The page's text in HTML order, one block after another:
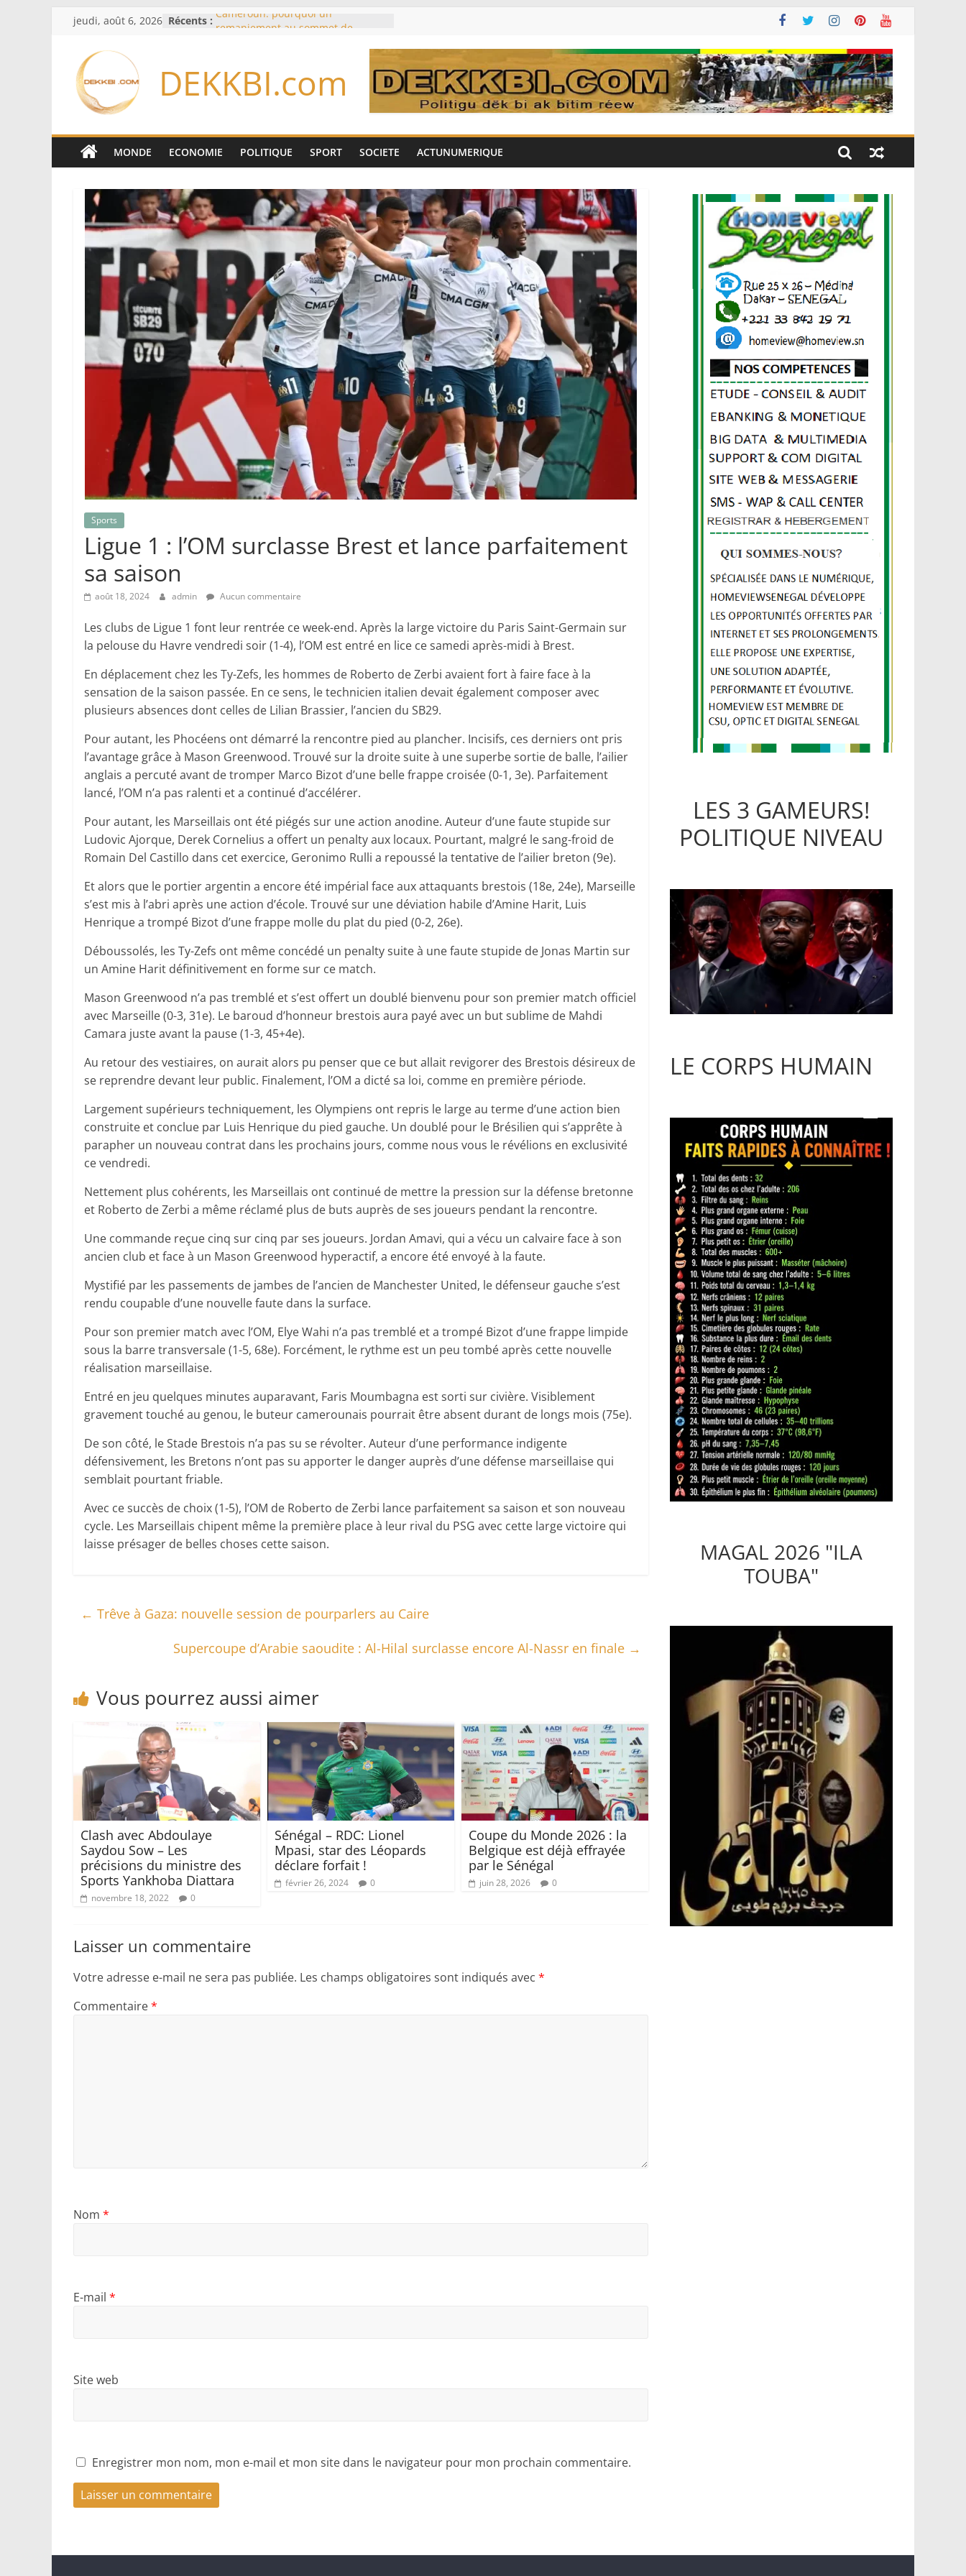
Passer
contenu
jeudi, août 6, 2026 Récents : Cameroun: pourquoi un
l’armée alors que Paul Biya est hors
Meta se lance sur le marché des
logiciels écrits par l’IA, dominé par
records dans l’espoir d’un accord
Disney s’associe à TikTok pour tirer
davantage profit de ses univers
France – Algérie: l’affaire Mehdi
Laribi relance la coopération
policière contre le narcotrafic
DEKKBI.com
MONDE ECONOMIE POLITIQUE SPORT SOCIETE ACTUNUMERIQUE
Sports
Ligue 1 : l’OM surclasse Brest et lance parfaitement
sa saison
août 18, 2024 admin Aucun commentaire
Les clubs de Ligue 1 font leur rentrée ce week-end. Après la large victoire du Paris Saint-Germain sur
la pelouse du Havre vendredi soir (1-4), l’OM est entré en lice ce samedi après-midi à Brest.
En déplacement chez les Ty-Zefs, les hommes de Roberto de Zerbi avaient fort à faire face à la
sensation de la saison passée. En ce sens, le technicien italien devait également composer avec
plusieurs absences dont celles de Lilian Brassier, l’ancien du SB29.
Pour autant, les Phocéens ont démarré la rencontre pied au plancher. Incisifs, ces derniers ont pris
l’avantage grâce à Mason Greenwood. Trouvé sur la droite suite à une superbe sortie de balle, l’ailier
anglais a percuté avant de tromper Marco Bizot d’une belle frappe croisée (0-1, 3e). Parfaitement
lancé, l’OM n’a pas ralenti et a continué d’accélérer.
Pour autant, les Marseillais ont été piégés sur une action anodine. Auteur d’une faute stupide sur
Ludovic Ajorque, Derek Cornelius a offert un penalty aux locaux. Pourtant, malgré le sang-froid de
Romain Del Castillo dans cet exercice, Geronimo Rulli a repoussé la tentative de l’ailier breton (9e).
Et alors que le portier argentin a encore été impérial face aux attaquants brestois (18e, 24e), Marseille
s’est mis à l’abri après une action d’école. Trouvé sur une déviation habile d’Amine Harit, Luis
Henrique a trompé Bizot d’une frappe molle du plat du pied (0-2, 26e).
Déboussolés, les Ty-Zefs ont même concédé un penalty suite à une faute stupide de Jonas Martin sur
un Amine Harit définitivement en forme sur ce match.
Mason Greenwood n’a pas tremblé et s’est offert un doublé bienvenu pour son premier match officiel
avec Marseille (0-3, 31e). Le baroud d’honneur brestois aura payé avec un but sublime de Mahdi
Camara juste avant la pause (1-3, 45+4e).
Au retour des vestiaires, on aurait alors pu penser que ce but allait revigorer des Brestois désireux de
se reprendre devant leur public. Finalement, l’OM a dicté sa loi, comme en première période.
Largement supérieurs techniquement, les Olympiens ont repris le large au terme d’une action bien
construite et conclue par Luis Henrique du pied gauche. Un doublé pour le Brésilien qui s’apprête à
parapher un nouveau contrat dans les prochains jours, comme nous vous le révélions en exclusivité
ce vendredi.
Nettement plus cohérents, les Marseillais ont continué de mettre la pression sur la défense bretonne
et Roberto de Zerbi a même réclamé plus de buts auprès de ses joueurs pendant la rencontre.
Une commande reçue cinq sur cinq par ses joueurs. Jordan Amavi, qui a vécu un calvaire face à son
ancien club et face à un Mason Greenwood hyperactif, a encore été envoyé à la faute.
Mystifié par les passements de jambes de l’ancien de Manchester United, le défenseur gauche s’est
rendu coupable d’une nouvelle faute dans la surface.
Pour son premier match avec l’OM, Elye Wahi n’a pas tremblé et a trompé Bizot d’une frappe limpide
sous la barre transversale (1-5, 68e). Forcément, le rythme est un peu tombé après cette nouvelle
réalisation marseillaise.
Entré en jeu quelques minutes auparavant, Faris Moumbagna est sorti sur civière. Visiblement
gravement touché au genou, le buteur camerounais pourrait être absent durant de longs mois (75e).
De son côté, le Stade Brestois n’a pas su se révolter. Auteur d’une performance indigente
défensivement, les Bretons n’ont pas su apporter le danger auprès d’une défense marseillaise qui
semblait pourtant friable.
Avec ce succès de choix (1-5), l’OM de Roberto de Zerbi lance parfaitement sa saison et son nouveau
cycle. Les Marseillais chipent même la première place à leur rival du PSG avec cette large victoire qui
laisse présager de belles choses cette saison.
← Trêve à Gaza: nouvelle session de pourparlers au Caire
Supercoupe d’Arabie saoudite : Al-Hilal surclasse encore Al-Nassr en finale →
Vous pourrez aussi aimer
Clash avec Abdoulaye
Saydou Sow – Les
précisions du ministre des
Sports Yankhoba Diattara
novembre 18, 2022 0
Sénégal – RDC: Lionel
Mpasi, star des Léopards
déclare forfait !
février 26, 2024 0
Coupe du Monde 2026 : la
Belgique est déjà effrayée
par le Sénégal
juin 28, 2026 0
Laisser un commentaire
Votre adresse e-mail ne sera pas publiée. Les champs obligatoires sont indiqués avec *
Commentaire*
Nom *
E-mail *
Site web
Enregistrer mon nom, mon e-mail et mon site dans le navigateur pour mon prochain commentaire.
LES 3 GAMEURS!
POLITIQUE NIVEAU
LE CORPS HUMAIN
MAGAL 2026 "ILA
TOUBA"